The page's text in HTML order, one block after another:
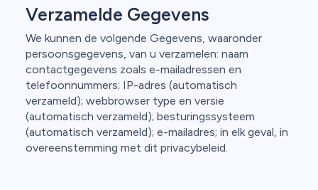
Verzamelde Gegevens
We kunnen de volgende Gegevens, waaronder
persoonsgegevens, van u verzamelen: naam
contactgegevens zoals e-mailadressen en
telefoonnummers; IP-adres (automatisch
verzameld); webbrowser type en versie
(automatisch verzameld); besturingssysteem
(automatisch verzameld); e-mailadres; in elk geval, in
overeenstemming met dit privacybeleid.